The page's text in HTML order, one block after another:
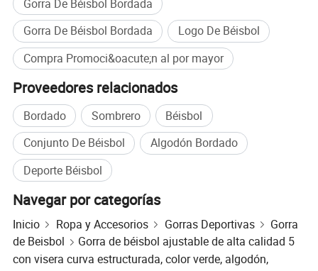
Gorra De Béisbol Bordada
Gorra De Béisbol Bordada
Logo De Béisbol
Compra Promoci&oacute;n al por mayor
Proveedores relacionados
Bordado Sombrero
Béisbol
Conjunto De Béisbol
Algodón Bordado
Deporte Béisbol
Navegar por categorías
Inicio Ropa y Accesorios Gorras Deportivas
Gorra
de Beisbol
Gorra de béisbol ajustable de alta calidad 5
con visera curva estructurada, color verde, algodón,